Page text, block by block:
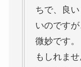
ちで、良
いのです
微妙です
もしれませ